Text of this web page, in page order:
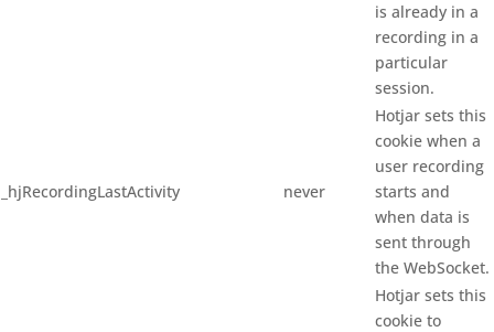
is already in a
recording in a
particular
session.
_hjRecordingLastActivity never
Hotjar sets this
cookie when a
user recording
starts and
when data is
sent through
the WebSocket.
Hotjar sets this
cookie to